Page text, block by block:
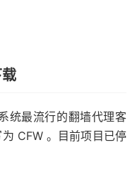
统最流行的翻墙代理客
CFW 。目前项目已停